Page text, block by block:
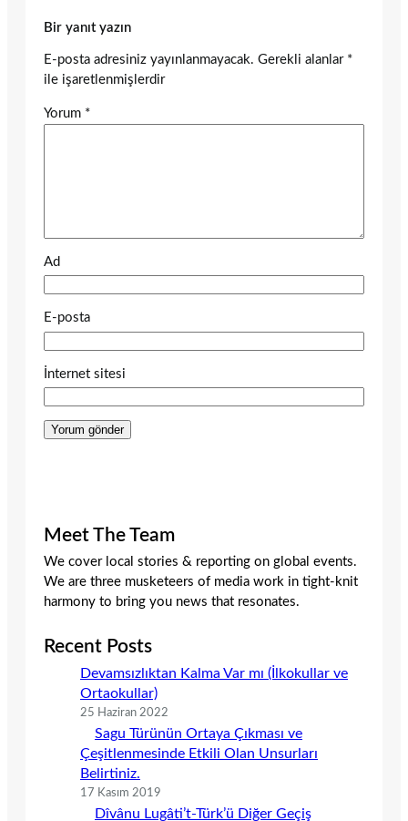
Bir yanıt yazın
E-posta adresiniz yayınlanmayacak. Gerekli alanlar *
ile işaretlenmişlerdir
Yorum *
Ad
E-posta
İnternet sitesi
Meet The Team
We cover local stories & reporting on global events.
We are three musketeers of media work in tight-knit
harmony to bring you news that resonates.
Recent Posts
Devamsızlıktan Kalma Var mı (İlkokullar ve
Ortaokullar)
25 Haziran 2022
Sagu Türünün Ortaya Çıkması ve
Çeşitlenmesinde Etkili Olan Unsurları
Belirtiniz.
17 Kasım 2019
Dîvânu Lugâti’t-Türk’ü Diğer Geçiş